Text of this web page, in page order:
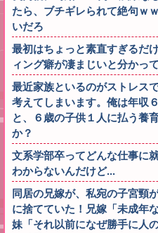
たら、ブチギレられて絶句ｗ
いだろ
最初はちょっと素直すぎるだ
ィング癖が凄まじいと分かっ
最近家族といるのがストレス
考えてしまいます。俺は年収
と、６歳の子供１人に払う養
か？
文系学部卒ってどんな仕事に
わからないんだけど...
同居の兄嫁が、私宛の子宮頸
に捨てていた！兄嫁「未成年
妹「それ以前になぜ勝手に人